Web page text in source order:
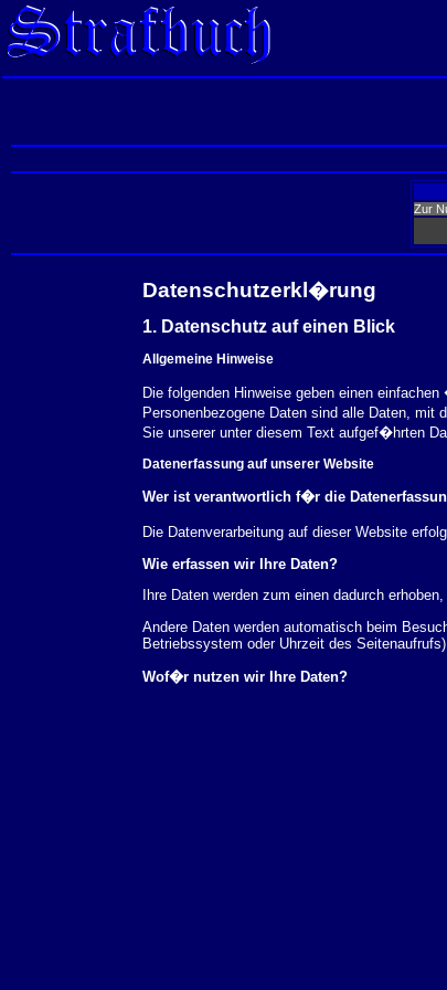
Zur
Datenschutzerkl�rung
1. Datenschutz auf einen Blick
Allgemeine Hinweise
Die folgenden Hinweise geben einen
Personenbezogene Daten sind alle Daten,
Sie unserer unter diesem Text aufgef�hrten
Datenerfassung auf unserer Website
Wer ist verantwortlich f�r die
Die Datenverarbeitung auf dieser Website
Wie erfassen wir Ihre Daten?
Ihre Daten werden zum einen dadurch
Andere Daten werden automatisch beim
Betriebssystem oder Uhrzeit des
Wof�r nutzen wir Ihre Daten?